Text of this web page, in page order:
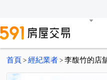
首頁 > 經紀業者 > 李馥竹的店